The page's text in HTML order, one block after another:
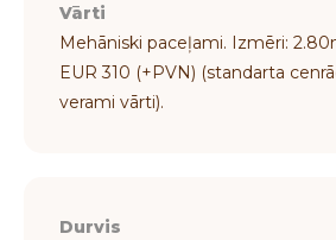
Vārti
Mehāniski paceļami. Izmēri:
EUR 310 (+PVN) (standarta
verami vārti).
Durvis